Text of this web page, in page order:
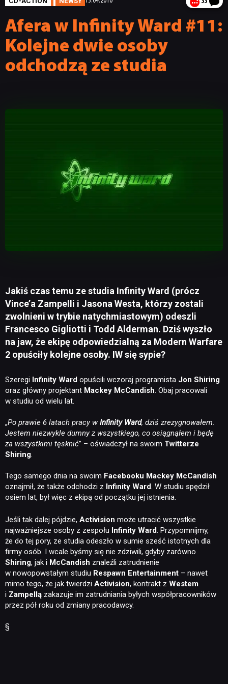
Afera w Infinity Ward #11:
Kolejne dwie osoby
odchodzą ze studia
Jakiś czas temu ze studia Infinity Ward (prócz
Vince’a Zampelli i Jasona Westa, którzy zostali
zwolnieni w trybie natychmiastowym) odeszli
Francesco Gigliotti i Todd Alderman. Dziś wyszło
na jaw, że ekipę odpowiedzialną za Modern Warfare
2 opuściły kolejne osoby. IW się sypie?
Szeregi Infinity Ward opuścili wczoraj programista Jon Shiring
oraz główny projektant Mackey McCandish. Obaj pracowali
w studiu od wielu lat.
„Po prawie 6 latach pracy w Infinity Ward, dziś zrezygnowałem.
Jestem niezwykle dumny z wszystkiego, co osiągnąłem i będę
za wszystkimi tęsknić” – oświadczył na swoim Twitterze
Shiring.
Tego samego dnia na swoim Facebooku Mackey McCandish
oznajmił, że także odchodzi z Infinity Ward. W studiu spędził
osiem lat, był więc z ekipą od początku jej istnienia.
Jeśli tak dalej pójdzie, Activision może utracić wszystkie
najważniejsze osoby z zespołu Infinity Ward. Przypomnijmy,
że do tej pory, ze studia odeszło w sumie sześć istotnych dla
firmy osób. I wcale byśmy się nie zdziwili, gdyby zarówno
Shiring, jak i McCandish znaleźli zatrudnienie
w nowopowstałym studiu Respawn Entertainment – nawet
mimo tego, że jak twierdzi Activision, kontrakt z Westem
i Zampellą zakazuje im zatrudniania byłych współpracowników
przez pół roku od zmiany pracodawcy.
§